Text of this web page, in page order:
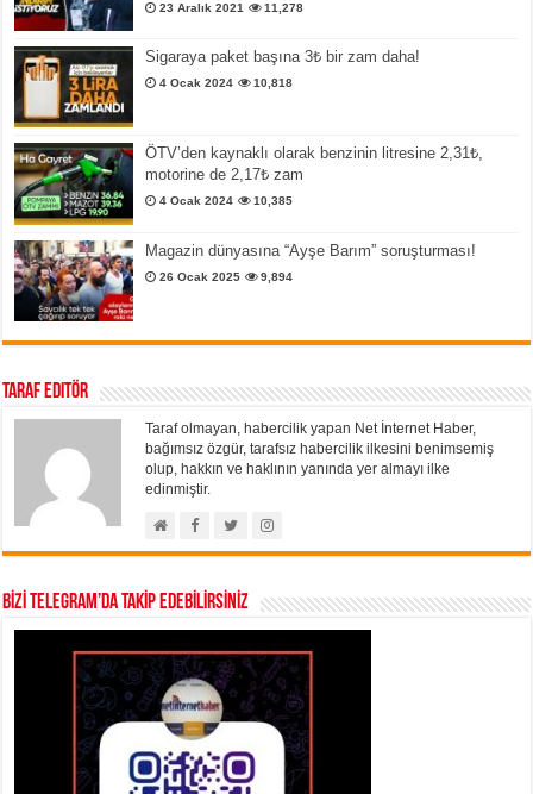
23 Aralık 2021 11,278
Sigaraya paket başına 3₺ bir zam daha!
4 Ocak 2024 10,818
ÖTV’den kaynaklı olarak benzinin litresine 2,31₺,
motorine de 2,17₺ zam
4 Ocak 2024 10,385
Magazin dünyasına “Ayşe Barım” soruşturması!
26 Ocak 2025 9,894
Taraf Editör
Taraf olmayan, habercilik yapan Net İnternet Haber,
bağımsız özgür, tarafsız habercilik ilkesini benimsemiş
olup, hakkın ve haklının yanında yer almayı ilke
edinmiştir.
BİZİ TELEGRAM’DA TAKİP EDEBİLİRSİNİZ